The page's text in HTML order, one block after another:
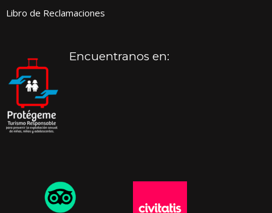
Libro de Reclamaciones
Encuentranos en: